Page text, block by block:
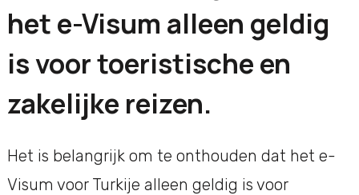
het e-Visum alleen geldig
is voor toeristische en
zakelijke reizen.
Het is belangrijk om te onthouden dat het e-
Visum voor Turkije alleen geldig is voor